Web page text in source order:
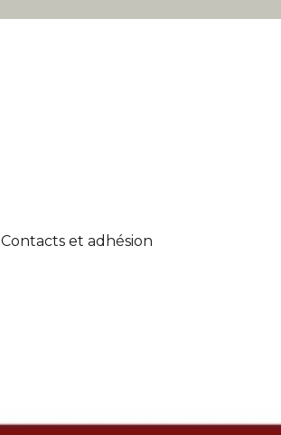
Contacts et adhésion